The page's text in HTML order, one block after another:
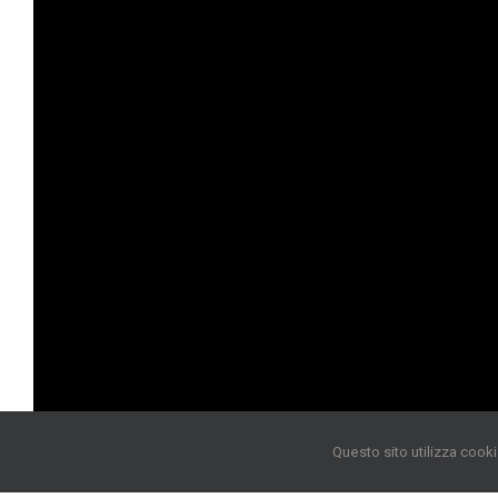
Questo sito utilizza